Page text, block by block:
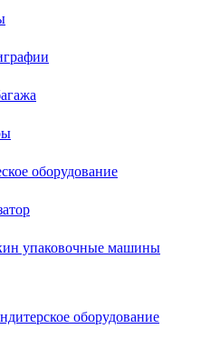
оборудование
упаковочные машины
оборудование